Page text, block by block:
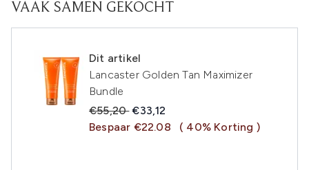
VAAK SAMEN GEKOCHT
Dit artikel
Lancaster Golden Tan Maximizer
Bundle
Recommended Retail Price:
€55,20Huidige prijs:
€33,12
Bespaar €22.08
( 40% Korting )